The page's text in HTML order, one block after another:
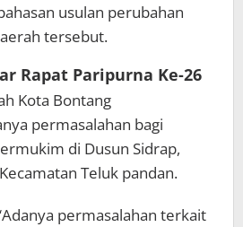
usulan perubahan
tersebut.
Rapat Paripurna Ke-26
Kota Bontang
permasalahan bagi
di Dusun Sidrap,
Teluk pandan.
permasalahan terkait